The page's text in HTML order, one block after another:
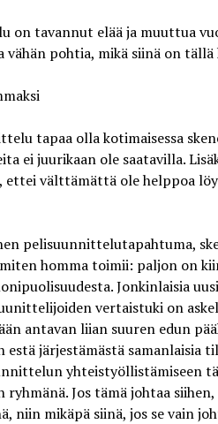
on tavannut elää ja muuttua
vähän pohtia, mikä siinä on
tapaa olla kotimaisessa
ei juurikaan ole saatavilla.
ettei välttämättä ole helppoa
pelisuunnittelutapahtuma,
homma toimii: paljon on
Jonkinlaisia
vertaistuki on
antavan liian suuren edun
estä järjestämästä samanlaisia
yhteistyöllistämiseen
ryhmänä. Jos tämä johtaa
niin mikäpä siinä, jos se vain